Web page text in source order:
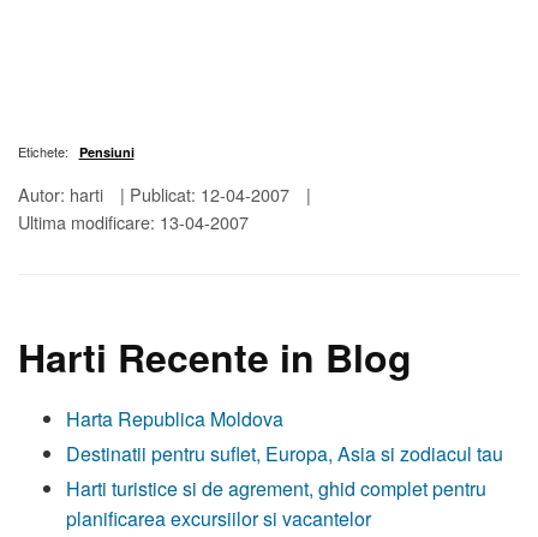
Etichete: Pensiuni
Autor: harti | Publicat: 12-04-2007
|
Ultima modificare: 13-04-2007
Harti Recente in Blog
Harta Republica Moldova
Destinatii pentru suflet, Europa, Asia si zodiacul tau
Harti turistice si de agrement, ghid complet pentru
planificarea excursiilor si vacantelor